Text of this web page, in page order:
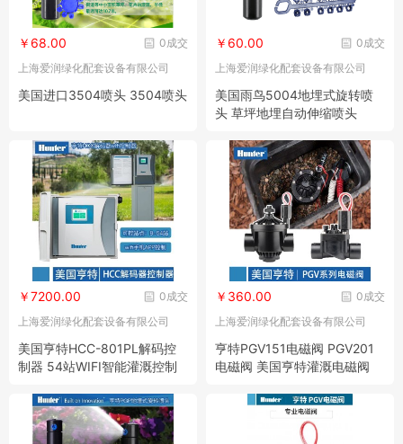
0成交
￥68.00
上海爱润绿化配套设备有限公司
美国进口3504喷头 3504喷头
0成交
￥60.00
上海爱润绿化配套设备有限公司
美国雨鸟5004地埋式旋转喷
头 草坪地埋自动伸缩喷头
0成交
￥7200.00
上海爱润绿化配套设备有限公司
美国亨特HCC-801PL解码控
制器 54站WIFI智能灌溉控制
0成交
￥360.00
上海爱润绿化配套设备有限公司
亨特PGV151电磁阀 PGV201
电磁阀 美国亨特灌溉电磁阀